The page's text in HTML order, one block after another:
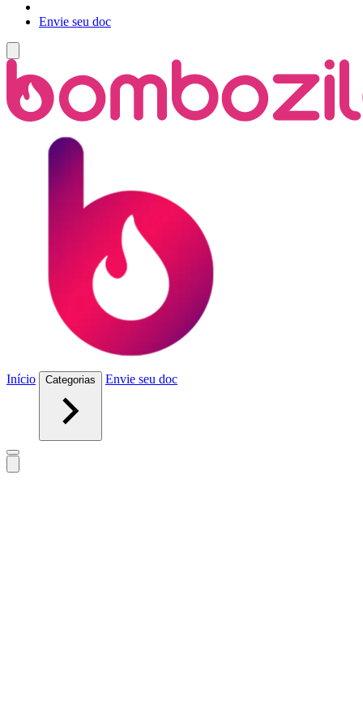
Envie seu doc
Início Categorias Envie seu doc